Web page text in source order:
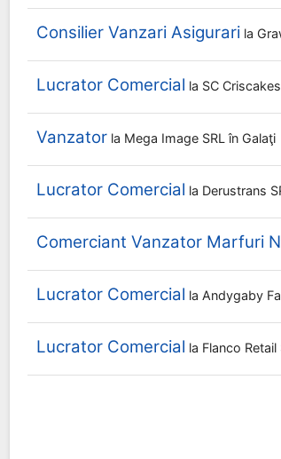
Consilier Vanzari Asigurari la
Lucrator Comercial la SC
Vanzator la Mega Image SRL în Galaţi
Lucrator Comercial la Derustrans
Comerciant Vanzator Marfuri
Lucrator Comercial la Andygaby
Lucrator Comercial la Flanco Retail